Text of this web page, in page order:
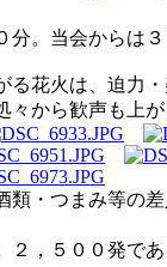
。当会からは３
る花火は、迫力
々から歓声も上が
類・つまみ等の
，５００発であ